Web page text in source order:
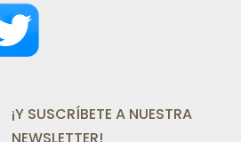
¡Y SUSCRÍBETE A NUESTRA